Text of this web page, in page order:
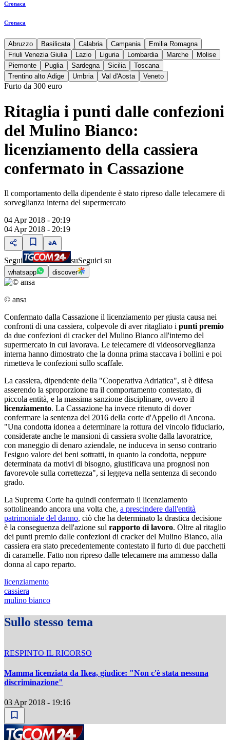
Cronaca
Cronaca
Abruzzo Basilicata Calabria Campania
Emilia Romagna
Friuli Venezia Giulia
Lazio Liguria Lombardia Marche
Molise
Piemonte
Puglia Sardegna Sicilia
Toscana
Trentino alto Adige
Umbria Val d'Aosta Veneto
Furto da 300 euro
Ritaglia i punti dalle confezioni
del Mulino Bianco:
licenziamento della cassiera
confermato in Cassazione
Il comportamento della dipendente è stato ripreso dalle telecamere di
sorveglianza interna del supermercato
04 Apr 2018 - 20:19
04 Apr 2018 - 20:19
Segui suSeguici su
whatsapp discover
© ansa
Confermato dalla Cassazione il licenziamento per giusta causa nei
confronti di una cassiera, colpevole di aver ritagliato i punti premio
da due confezioni di cracker del Mulino Bianco all'interno del
supermercato in cui lavorava. Le telecamere di videosorveglianza
interna hanno dimostrato che la donna prima staccava i bollini e poi
rimetteva le confezioni sullo scaffale.
La cassiera, dipendente della "Cooperativa Adriatica", si è difesa
asserendo la sproporzione tra il comportamento contestato, di
piccola entità, e la massima sanzione disciplinare, ovvero il
licenziamento. La Cassazione ha invece ritenuto di dover
confermare la sentenza del 2016 della corte d'Appello di Ancona.
"Una condotta idonea a determinare la rottura del vincolo fiduciario,
considerate anche le mansioni di cassiera svolte dalla lavoratrice,
con maneggio di denaro aziendale, ne induceva in senso contrario
l'esiguo valore dei beni sottratti, in quanto la condotta, neppure
determinata da motivi di bisogno, giustificava una prognosi non
favorevole sulla correttezza", si leggeva nella sentenza di secondo
grado.
La Suprema Corte ha quindi confermato il licenziamento
sottolineando ancora una volta che, a prescindere dall'entità
patrimoniale del danno, ciò che ha determinato la drastica decisione
è la conseguenza dell'azione sul rapporto di lavoro. Oltre al ritaglio
dei punti premio dalle confezioni di cracker del Mulino Bianco, alla
cassiera era stato precedentemente contestato il furto di due pacchetti
di caramelle. Fatto non ripreso dalle telecamere ma ammesso dalla
donna al capo reparto.
licenziamento
cassiera
mulino bianco
Sullo stesso tema
RESPINTO IL RICORSO
Mamma licenziata da Ikea, giudice: "Non c'è stata nessuna
discriminazione"
03 Apr 2018 - 19:16